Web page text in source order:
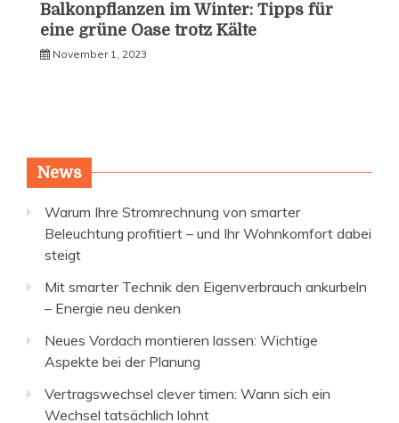
Balkonpflanzen im Winter: Tipps für
eine grüne Oase trotz Kälte
November 1, 2023
News
Warum Ihre Stromrechnung von smarter
Beleuchtung profitiert – und Ihr Wohnkomfort dabei
steigt
Mit smarter Technik den Eigenverbrauch ankurbeln
– Energie neu denken
Neues Vordach montieren lassen: Wichtige
Aspekte bei der Planung
Vertragswechsel clever timen: Wann sich ein
Wechsel tatsächlich lohnt